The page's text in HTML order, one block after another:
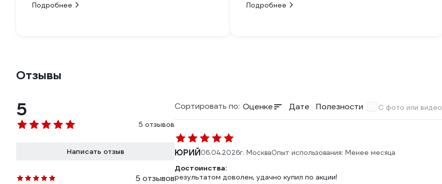
Подробнее
Подробнее
Отзывы
5
5 отзывов
Написать отзыв
5 отзывов
Сортировать по: Оценке Дате Полезности С фото или видео
ЮРИЙ06.04.2026г. МоскваОпыт использования: Менее месяца
Достоинства:
результатом доволен, удачно купил по акции!